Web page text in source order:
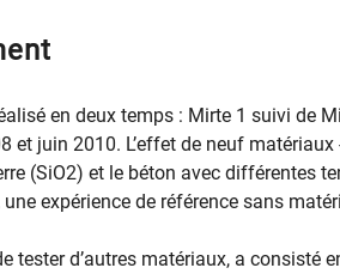
en deux temps : Mirte 1 suivi de
et juin 2010. L’effet de neuf
(SiO2) et le béton avec différentes
expérience de référence sans
tester d’autres matériaux, a consisté